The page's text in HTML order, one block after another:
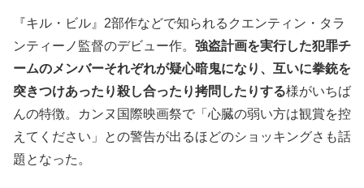
『キル・ビル』2部作などで知られるクエンティン・タラ
ンティーノ監督のデビュー作。 強盗計画を実行した犯罪チ
ームのメンバーそれぞれが疑心暗鬼になり、互いに拳銃を
突きつけあったり殺し合ったり拷問したりする様がいちば
んの特徴。カンヌ国際映画祭で「心臓の弱い方は観賞を控
えてください」との警告が出るほどのショッキングさも話
題となった。